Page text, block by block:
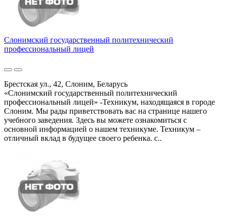
Слонимский государственный политехнический
профессиональный лицей
Брестская ул., 42, Слоним, Беларусь
«Слонимский государственный политехнический
профессиональный лицей» -Техникум, находящаяся в городе
Слоним. Мы рады приветствовать вас на странице нашего
учебного заведения. Здесь вы можете ознакомиться с
основной информацией о нашем техникуме. Техникум –
отличный вклад в будущее своего ребенка. с..